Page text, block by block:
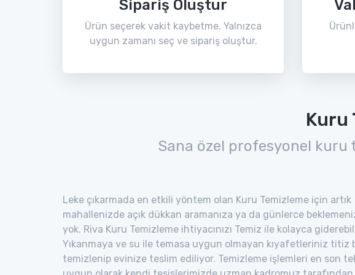
Sipariş Oluştur
Ürün seçerek vakit kaybetme. Yalnızca
uygun zamanı seç ve sipariş oluştur.
Kuru
Sana özel profesyonel kuru
Leke çıkarmada en etkili yöntem olan Kuru Temizleme için artık
mahallenizde açık dükkan aramanıza ya da günlerce
yok. Riva Kuru Temizleme ihtiyacınızı Temiz ile kolayca
Yıkanmaya ve su ile temasa uygun olmayan kıyafetleriniz titiz
temizlenip evinize teslim ediliyor. Temizleme işlemleri en son